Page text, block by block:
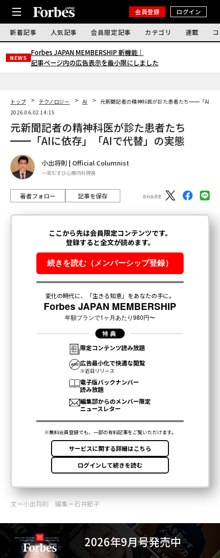
会員登録 ログイン
新着記事 人気記事 会員限定記事 カテゴリ 連載
NEWS
Forbes JAPAN MEMBERSHIP 新機能｜
記事ページ内の広告表示を最小限にしました
トップ テクノロジー AI
元新聞記者の精神科医が診た患者たち━━「AIに
2026.06.02 14:15
元新聞記者の精神科医が診た患者たち
━━「AIに依存」「AIで代替」の実態
小出将則 | Official Columnist
一宮むすび心療内科院長
著者フォロー 記事を保存
文＝小出将則 編集＝石井節子
2026年9月号発売中